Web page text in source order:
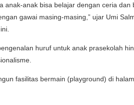
anak-anak bisa belajar dengan ceria dan
gawai masing-masing,” ujar Umi
huruf untuk anak prasekolah
fasilitas bermain (playground) di